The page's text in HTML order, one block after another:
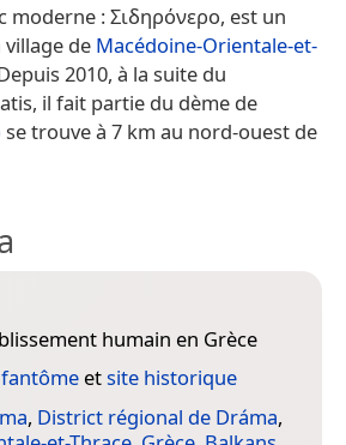
moderne : Σιδηρόνερο, est un
de Macédoine-Orientale-et-
2010, à la suite du
il fait partie du dème de
se trouve à 7 km au nord-ouest de
humain en Grèce
etsite historique
, District régional de Dráma,